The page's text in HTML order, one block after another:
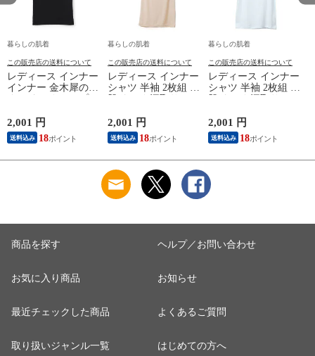
暮らしの肌着
この販売店の送料について
レディース インナー
インナー 金木犀のめ
っとり 保湿 ストレ
ッチ ボタニカル タ
ンクトップ 秋冬 お
2,001 円
送料込み 18
暮らしの肌着
この販売店の送料について
レディース インナー
シャツ 半袖 2枚組 素
り インナーシャツ
パッド付き 春夏 汗
染み 防止 汗 対策 綿
ット工業 S5022B-RT
涼しい 肌着
2,001 円
送料込み 18
暮らしの肌着
この販売店の送料について
レディース インナー
シャツ 半袖 2枚組 素
り インナーシャツ
パッド付き 春夏 汗
染み 防止 汗 対策 綿
ット工業 S5022B-RT
涼しい 肌着
2,001 円
送料込み 18
商品を探す
お気に入り商品
最近チェックした商品
取り扱いジャンル一覧
ヘルプ／お問い合わせ
お知らせ
よくあるご質問
はじめての方へ